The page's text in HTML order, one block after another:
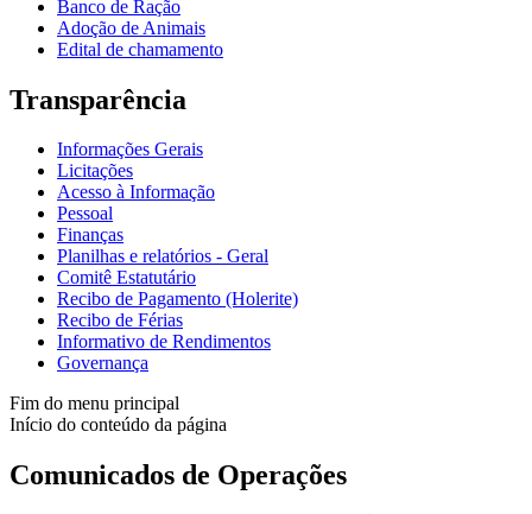
Banco de Ração
Adoção de Animais
Edital de chamamento
Transparência
Informações Gerais
Licitações
Acesso à Informação
Pessoal
Finanças
Planilhas e relatórios - Geral
Comitê Estatutário
Recibo de Pagamento (Holerite)
Recibo de Férias
Informativo de Rendimentos
Governança
Fim do menu principal
Início do conteúdo da página
Comunicados de Operações